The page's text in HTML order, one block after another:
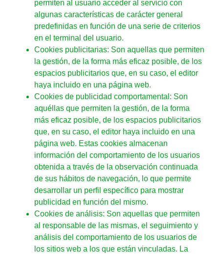
permiten al usuario acceder al servicio con
algunas características de carácter general
predefinidas en función de una serie de criterios
en el terminal del usuario.
Cookies publicitarias: Son aquellas que permiten
la gestión, de la forma más eficaz posible, de los
espacios publicitarios que, en su caso, el editor
haya incluido en una página web.
Cookies de publicidad comportamental: Son
aquéllas que permiten la gestión, de la forma
más eficaz posible, de los espacios publicitarios
que, en su caso, el editor haya incluido en una
página web. Estas cookies almacenan
información del comportamiento de los usuarios
obtenida a través de la observación continuada
de sus hábitos de navegación, lo que permite
desarrollar un perfil específico para mostrar
publicidad en función del mismo.
Cookies de análisis: Son aquellas que permiten
al responsable de las mismas, el seguimiento y
análisis del comportamiento de los usuarios de
los sitios web a los que están vinculadas. La